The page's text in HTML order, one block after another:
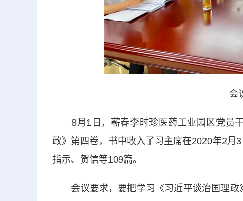
会
8月1日，蕲春李时珍医药工业园区党员干
政》第四卷，书中收入了习主席在2020年2月
指示、贺信等109篇。
会议要求，要把学习《习近平谈治国理政